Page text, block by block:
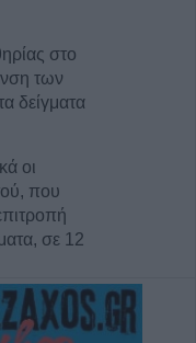
στο
των
δείγματα
οι
που
σε 12